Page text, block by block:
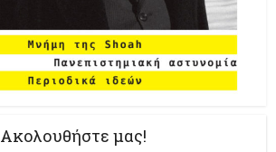
Ακολουθήστε μας!